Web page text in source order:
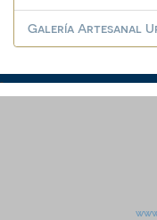
Galería Artesanal